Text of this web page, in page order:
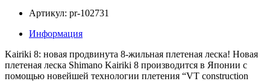
Артикул: pr-102731
Информация
Kairiki 8: новая продвинута 8-жильная плетеная леска! Новая
плетеная леска Shimano Kairiki 8 производится в Японии с
помощью новейшей технологии плетения “VT construction